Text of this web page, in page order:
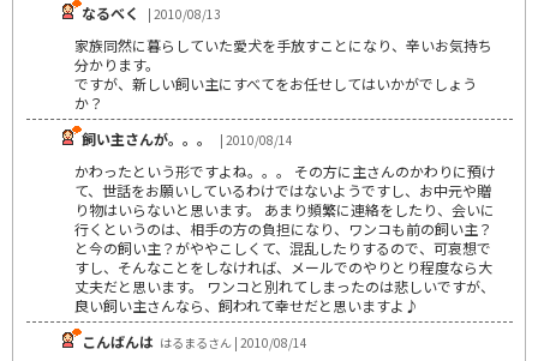
なるべく
| 2010/08/13
家族同然に暮らしていた愛犬を手放すことになり、辛いお気持ち
分かります。
ですが、新しい飼い主にすべてをお任せしてはいかがでしょう
か？
飼い主さんが。。。
| 2010/08/14
かわったという形ですよね。。。 その方に主さんのかわりに預け
て、世話をお願いしているわけではないようですし、お中元や贈
り物はいらないと思います。 あまり頻繁に連絡をしたり、会いに
行くというのは、相手の方の負担になり、ワンコも前の飼い主？
と今の飼い主？がややこしくて、混乱したりするので、可哀想で
すし、そんなことをしなければ、メールでのやりとり程度なら大
丈夫だと思います。 ワンコと別れてしまったのは悲しいですが、
良い飼い主さんなら、飼われて幸せだと思いますよ♪
こんばんは はるまるさん | 2010/08/14